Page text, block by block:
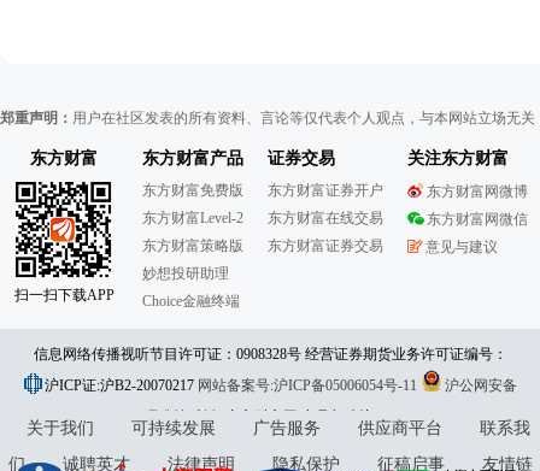
郑重声明： 用户在社区发表的所有资料、言论等仅代表个人观点，与本网站立场无
东方财富
扫一扫下载APP
东方财富产品
东方财富免费版
东方财富Level-2
东方财富策略版
妙想投研助理
Choice金融终端
证券交易
东方财富证券开户
东方财富在线交易
东方财富证券交易
关注东方财富
东方财富网微博
东方财富网微信
意见与建议
信息网络传播视听节目许可证：0908328号 经营证券期货业务许可证编号：
913101046312860336 违法和不良信息举报:021-61278686 举报邮箱：
jubao@eastmoney.com
沪ICP证:沪B2-20070217 网站备案号:沪ICP备05006054号-11
沪公网安备
31010402000120号版权所有:东方财富网意见与建议:4000300059/952500
关于我们 可持续发展 广告服务 供应商平台
联系我
们
诚聘英才 法律声明 隐私保护 征稿启事
友情链